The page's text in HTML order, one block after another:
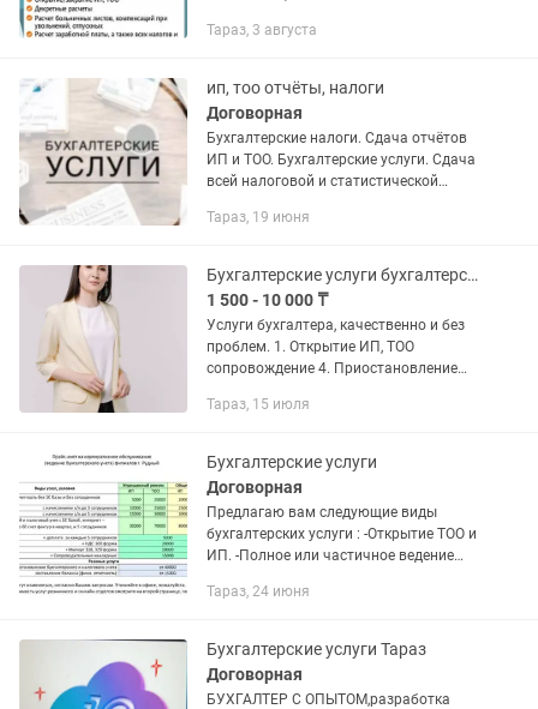
больничных; -открытие и закрытие, а
Тараз, 3 августа
ип, тоо отчёты, налоги
Договорная
Бухгалтерские налоги. Сдача отчётов
ИП и ТОО. Бухгалтерские услуги. Сдача
всей налоговой и статистической
Ведение бухгалтерии удаленно для
Тараз, 19 июня
Бухгалтерские услуги бухгалтерские
1 500 - 10 000 ₸
Услуги бухгалтера, качественно и без
проблем. 1. Открытие ИП, ТОО
сопровождение 4. Приостановление
оплату, акт, эсф, накладная 8. Все
Тараз, 15 июля
Бухгалтерские услуги
Договорная
Предлагаю вам следующие виды
бухгалтерских услуги : -Открытие ТОО и
ИП. -Полное или частичное ведение
налоговых и статистических отчетов.
Тараз, 24 июня
Бухгалтерские услуги Тараз
Договорная
БУХГАЛТЕР С ОПЫТОМ,разработка